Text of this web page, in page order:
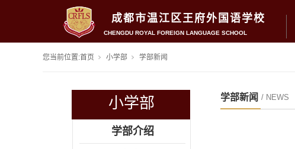
成都市温江区王府外国语学校
CHENGDU ROYAL FOREIGN LANGUAGE SCHOOL
您当前位置:首页 小学部 学部新闻
小学部
学部介绍
学部新闻 / NEWS